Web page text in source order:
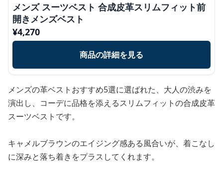
メンズ スーツベスト 合成皮革スリムフィット前
開きメンズベスト
¥4,270
商品の詳細を見る
メンズの革ベストおすすめ5選に選ばれた、大人の渋みを
演出し、コーデに品格を添えるスリムフィットの合成皮革
スーツベストです。
キャメルブラウンのエイジング感ある風合いが、着こなし
に深みと落ち着きをプラスしてくれます。